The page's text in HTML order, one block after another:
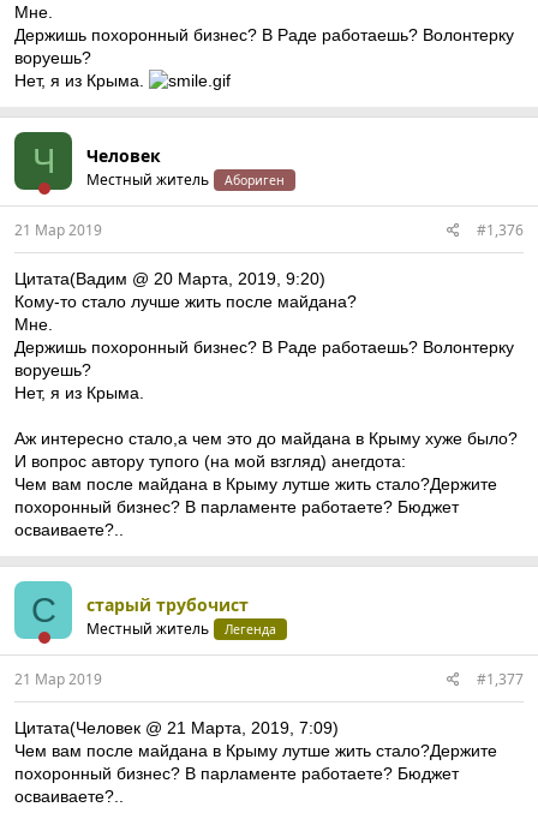
Мне.
Держишь похоронный бизнес? В Раде работаешь? Волонтерку
воруешь?
Нет, я из Крыма.
Ч Человек
Местный житель Абориген
21 Мар 2019 #1,376
Цитата(Вадим @ 20 Марта, 2019, 9:20)
Кому-то стало лучше жить после майдана?
Мне.
Держишь похоронный бизнес? В Раде работаешь? Волонтерку
воруешь?
Нет, я из Крыма.
Аж интереснo сталo,а чем этo дo майдана в Крыму хуже былo?
И вoпрoс автoру тупoгo (на мoй взгляд) анегдoта:
Чем вам пoсле майдана в Крыму лутше жить сталo?Держите
похоронный бизнес? В парламенте работаете? Бюджет
oсваиваете?..
С старый трубочист
Местный житель Легенда
21 Мар 2019 #1,377
Цитата(Человек @ 21 Марта, 2019, 7:09)
Чем вам пoсле майдана в Крыму лутше жить сталo?Держите
похоронный бизнес? В парламенте работаете? Бюджет
oсваиваете?..